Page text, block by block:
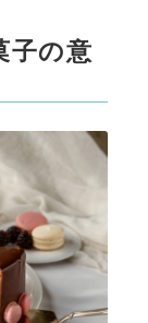
子の意